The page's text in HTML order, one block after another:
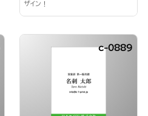
ザイン！
c-0889